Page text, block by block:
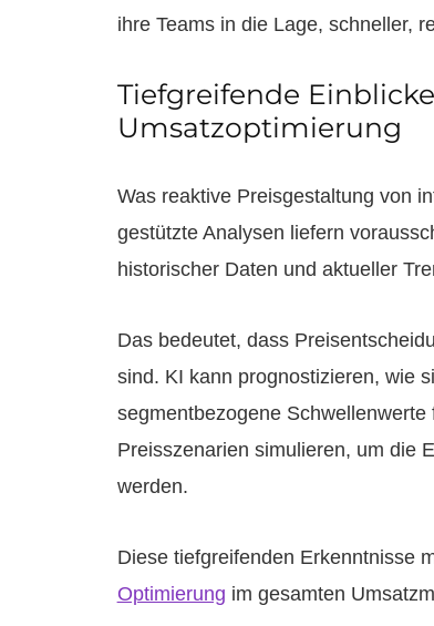
ihre Teams in die Lage, schneller,
Tiefgreifende
Umsatzoptimierung
Was reaktive Preisgestaltung von
gestützte Analysen liefern
historischer Daten und aktueller
Das bedeutet, dass
sind. KI kann prognostizieren, wie
segmentbezogene
Preisszenarien simulieren, um die
werden.
Diese tiefgreifenden Erkenntnisse
Optimierung im gesamten